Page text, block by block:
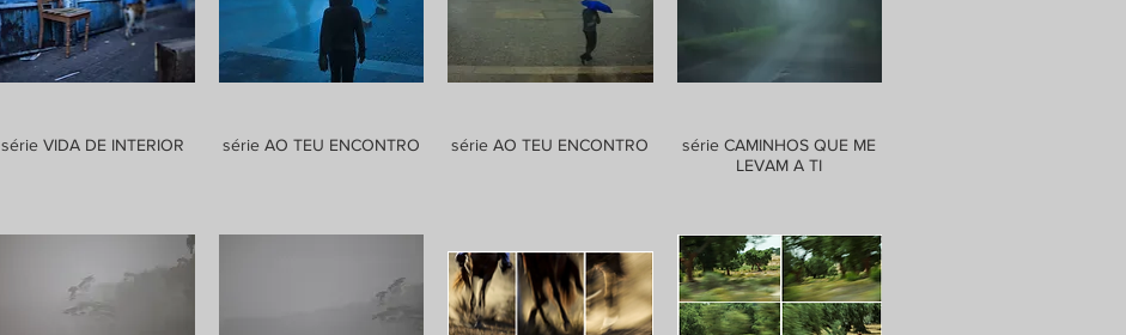
série VIDA DE INTERIOR série AO TEU ENCONTRO série AO TEU ENCONTRO
série CAMINHOS QUE ME
LEVAM A TI